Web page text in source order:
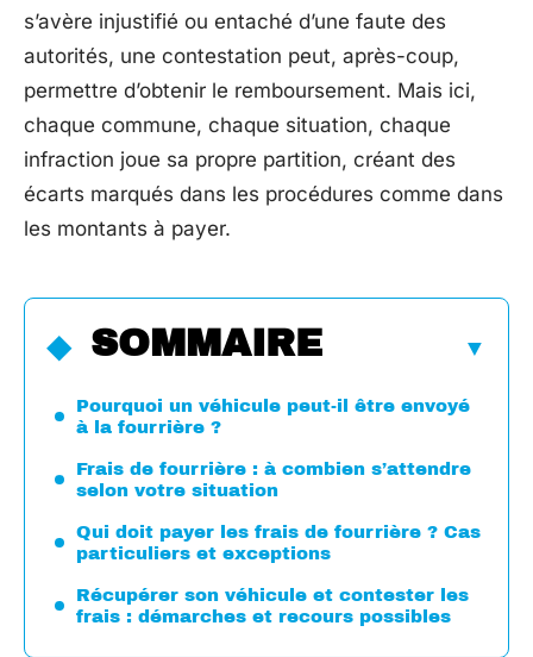
s’avère injustifié ou entaché d’une faute des
autorités, une contestation peut, après-coup,
permettre d’obtenir le remboursement. Mais ici,
chaque commune, chaque situation, chaque
infraction joue sa propre partition, créant des
écarts marqués dans les procédures comme dans
les montants à payer.
SOMMAIRE
Pourquoi un véhicule peut-il être envoyé
à la fourrière ?
Frais de fourrière : à combien s’attendre
selon votre situation
Qui doit payer les frais de fourrière ? Cas
particuliers et exceptions
Récupérer son véhicule et contester les
frais : démarches et recours possibles